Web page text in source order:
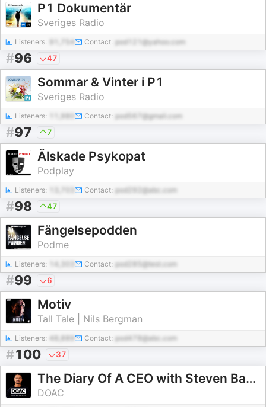
P1 Dokumentär
Sveriges Radio
Listeners: 91,754 Contact: pod121@yahoo.com
#96 47
Sommar & Vinter i P1
Sveriges Radio
Listeners: Contact: pod567@gmail.com
#97 7
Älskade Psykopat
Podplay
Listeners: Contact: pod292@abc.com
#98 47
Fängelsepodden
Podme
Listeners: Contact: pod285@test.com
#99 6
Motiv
Tall Tale | Nils Bergman
Listeners: 48,889 Contact: pod478@abc.com
#100 37
The Diary Of A CEO with Steven Bartlett
DOAC